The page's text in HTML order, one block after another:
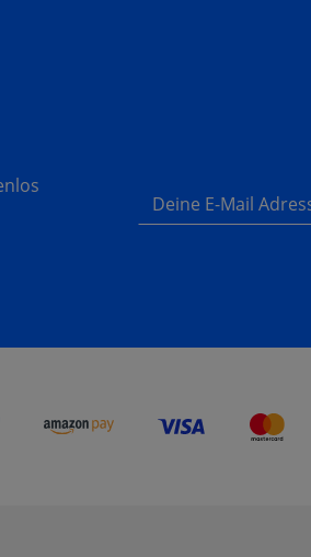
Deine E-Mail Adresse